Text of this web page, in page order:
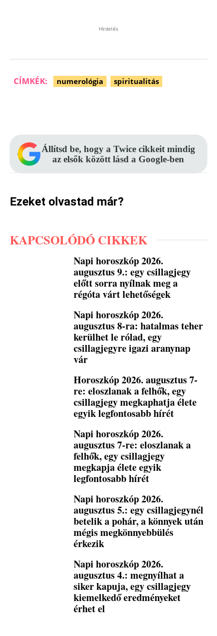
Hirdetés
CÍMKÉK: numerológia spiritualitás
Állítsd be, hogy a Twice cikkeit mindig
az elsők között lásd a Google-ben
Ezeket olvastad már?
KAPCSOLÓDÓ CIKKEK
Napi horoszkóp 2026.
augusztus 9.: egy csillagjegy
előtt sorra nyílnak meg a
régóta várt lehetőségek
Napi horoszkóp 2026.
augusztus 8-ra: hatalmas teher
kerülhet le rólad, egy
csillagjegyre igazi aranynap
vár
Horoszkóp 2026. augusztus 7-
re: eloszlanak a felhők, egy
csillagjegy megkaphatja élete
egyik legfontosabb hírét
Napi horoszkóp 2026.
augusztus 7-re: eloszlanak a
felhők, egy csillagjegy
megkapja élete egyik
legfontosabb hírét
Napi horoszkóp 2026.
augusztus 5.: egy csillagjegynél
betelik a pohár, a könnyek után
mégis megkönnyebbülés
érkezik
Napi horoszkóp 2026.
augusztus 4.: megnyílhat a
siker kapuja, egy csillagjegy
kiemelkedő eredményeket
érhet el